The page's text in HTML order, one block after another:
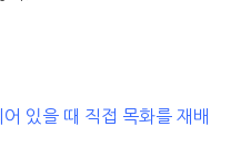
있을 때 직접 목화를 재배